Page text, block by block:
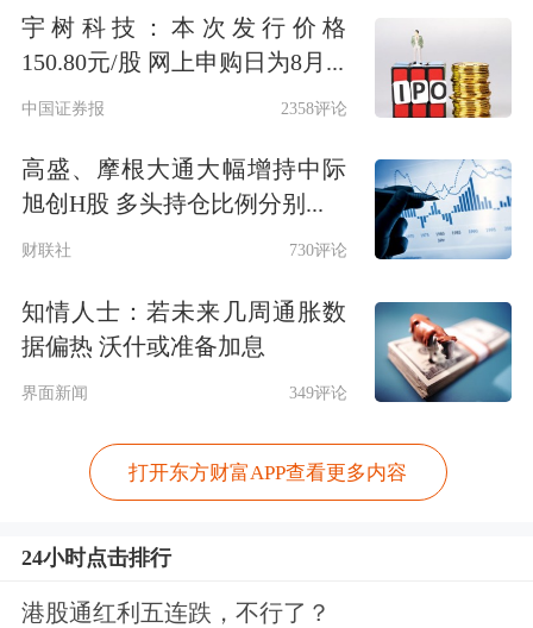
微盘股指数逆势收涨，中证2000指数几
乎没跌。
宇树科技：本次发行价格
150.80元/股 网上申购日为8月...
中国证券报 2358评论
高盛、摩根大通大幅增持中际
旭创H股 多头持仓比例分别...
财联社 730评论
知情人士：若未来几周通胀数
据偏热 沃什或准备加息
界面新闻 349评论
打开东方财富APP查看更多内容
24小时点击排行
港股通红利五连跌，不行了？